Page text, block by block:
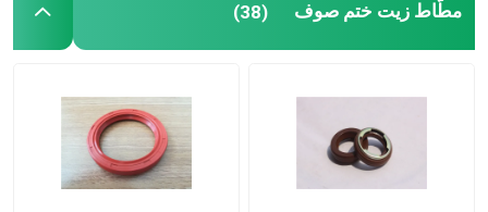
المثبتات المعدنية والسحابات
مطّاط زيت ختم صوف (38)